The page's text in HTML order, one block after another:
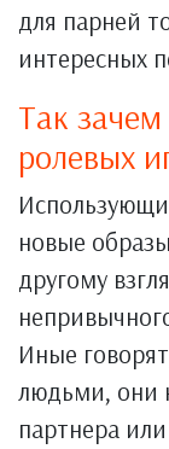
для парней
интересных
Так
ролевых
новые
другому
Иные
людьми, они
партнера